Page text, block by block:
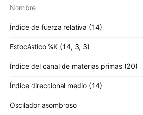
Nombre
Índice de fuerza relativa (14)
Estocástico %K (14, 3, 3)
Índice del canal de materias primas (20)
Índice direccional medio (14)
Oscilador asombroso